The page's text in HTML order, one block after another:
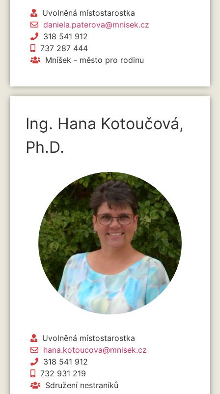
Uvolněná místostarostka
daniela.paterova@mnisek.cz
318 541 912
737 287 444
Mníšek - město pro rodinu
Ing. Hana Kotoučová,
Ph.D.
Uvolněná místostarostka
hana.kotoucova@mnisek.cz
318 541 912
732 931 219
Sdružení nestraníků